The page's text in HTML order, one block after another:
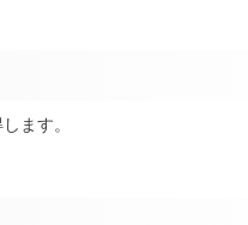
ます。